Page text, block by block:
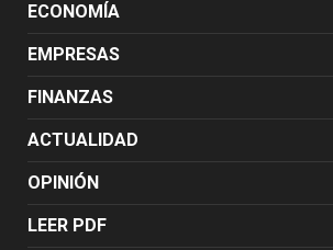
ECONOMÍA
EMPRESAS
FINANZAS
ACTUALIDAD
OPINIÓN
LEER PDF